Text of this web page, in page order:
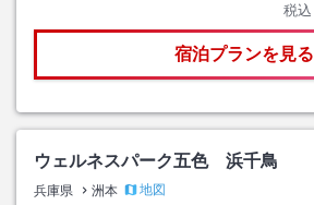
税込
宿泊プランを見る
ウェルネスパーク五色 浜千鳥
兵庫県 洲本
地図